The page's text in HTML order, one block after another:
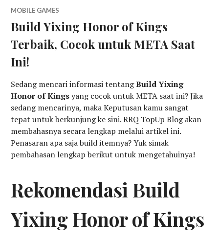
MOBILE GAMES
Build Yixing Honor of Kings
Terbaik, Cocok untuk META Saat
Ini!
Sedang mencari informasi tentangBuild Yixing
Honor of Kingsyang cocok untuk META saat ini? Jika
sedang mencarinya, maka Keputusan kamu sangat
tepat untuk berkunjung ke sini. RRQ TopUp Blog akan
membahasnya secara lengkap melalui artikel ini.
Penasaran apa saja build itemnya? Yuk simak
pembahasan lengkap berikut untuk mengetahuinya!
Rekomendasi Build
Yixing Honor of Kings